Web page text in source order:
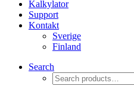
Kalkylator
Support
Kontakt
Sverige
Finland
Search